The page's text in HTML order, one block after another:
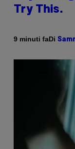
Try This.
9 minuti faDi